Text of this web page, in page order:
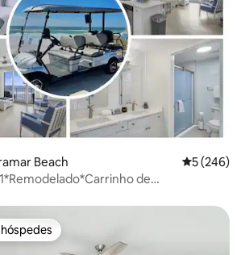
Beach 5 de uma
5 (246)
de
preferidos dos hóspedes